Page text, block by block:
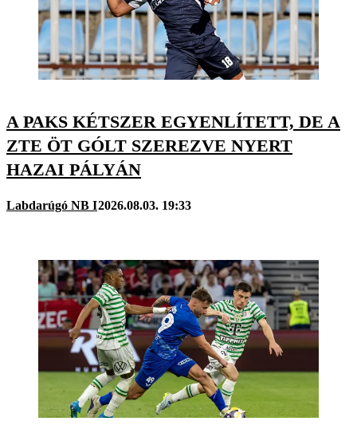
A PAKS KÉTSZER EGYENLÍTETT, DE A
ZTE ÖT GÓLT SZEREZVE NYERT
HAZAI PÁLYÁN
Labdarúgó NB I2026.08.03. 19:33